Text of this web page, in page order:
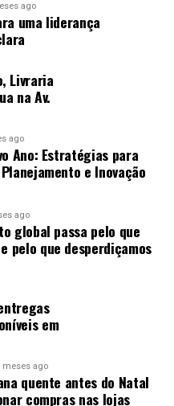
ago
uma liderança
Livraria
na Av.
ago
Ano: Estratégias para
e Inovação
ago
global passa pelo que
pelo que desperdiçamos
em
meses ago
quente antes do Natal
compras nas lojas